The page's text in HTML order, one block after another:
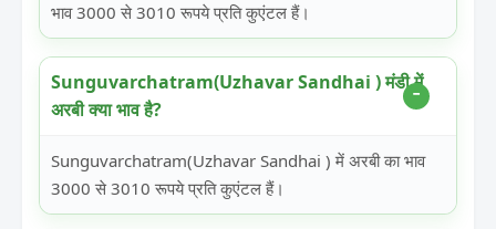
भाव 3000 से 3010 रूपये प्रति कुएंटल हैं।
Sunguvarchatram(Uzhavar Sandhai ) मंडी में
अरबी क्या भाव है?
Sunguvarchatram(Uzhavar Sandhai ) में अरबी का भाव
3000 से 3010 रूपये प्रति कुएंटल हैं।